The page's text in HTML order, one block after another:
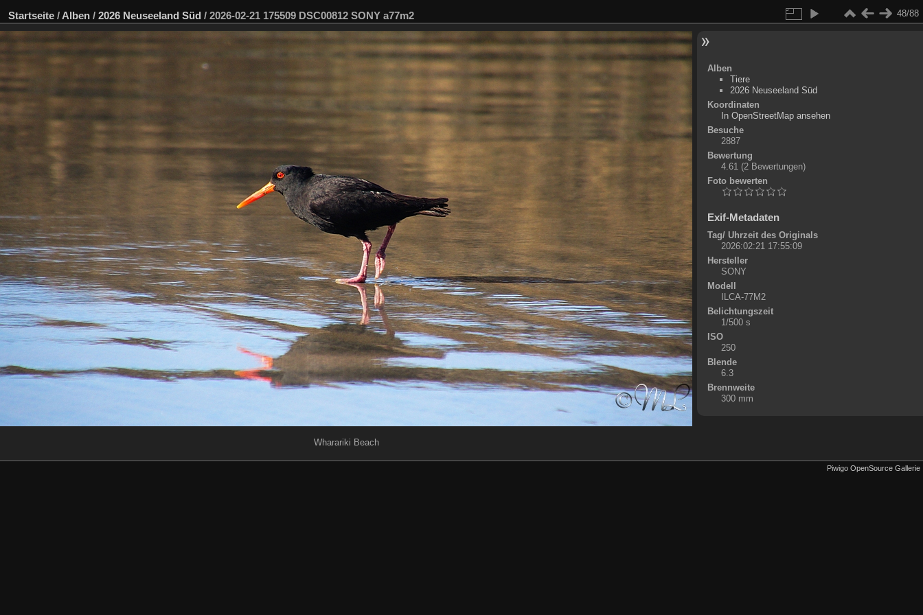
Startseite / Alben / 2026 Neuseeland Süd / 2026-02-21 175509 DSC00812 SONY a77m2 48/88
Wharariki Beach
Alben
Tiere
2026 Neuseeland Süd
Koordinaten
+
-
In OpenStreetMap ansehen
Besuche
2887
Bewertung
4.61 (2 Bewertungen)
Foto bewerten
Exif-Metadaten
Tag/ Uhrzeit des Originals
2026:02:21 17:55:09
Hersteller
SONY
Modell
ILCA-77M2
Belichtungszeit
1/500 s
ISO
250
Blende
6.3
Brennweite
300 mm
Piwigo OpenSource Gallerie